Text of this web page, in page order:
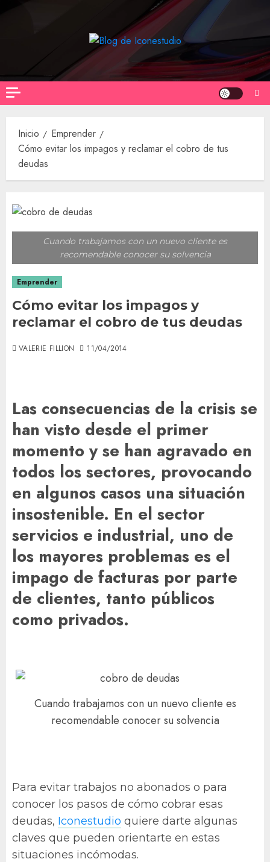
Inicio
Emprender
Cómo evitar los impagos y reclamar el cobro de tus
deudas
Emprender
Cómo evitar los impagos y
reclamar el cobro de tus deudas
VALERIE FILLION 11/04/2014
Cuando trabajamos con un nuevo cliente es
recomendable conocer su solvencia
Las consecuencias de la crisis se
han visto desde el primer
momento y se han agravado en
todos los sectores, provocando
en algunos casos una situación
insostenible. En el sector
servicios e industrial, uno de
los mayores problemas es el
impago de facturas por parte
de clientes, tanto públicos
como privados.
Cuando trabajamos con un nuevo cliente es
recomendable conocer su solvencia
Para evitar trabajos no abonados o para
conocer los pasos de cómo cobrar esas
deudas, Iconestudio quiere darte algunas
claves que pueden orientarte en estas
situaciones incómodas.